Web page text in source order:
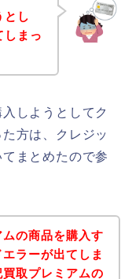
とし
しまっ
しようとしてク
方は、クレジッ
まとめたので参
の商品を購入す
ラーが出てしま
取プレミアムの